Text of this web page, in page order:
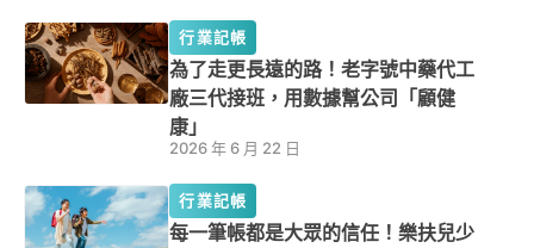
行業記帳
為了走更長遠的路！老字號中藥代工
廠三代接班，用數據幫公司「顧健
康」
2026 年 6 月 22 日
行業記帳
每一筆帳都是大眾的信任！樂扶兒少